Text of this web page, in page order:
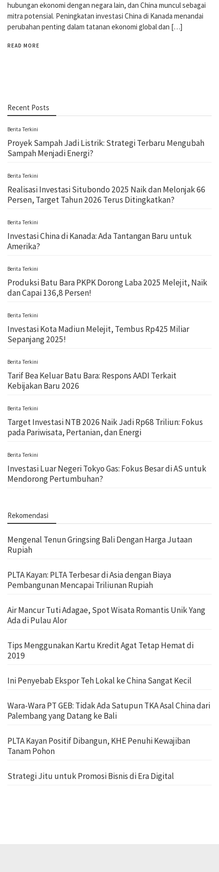
hubungan ekonomi dengan negara lain, dan China muncul sebagai
mitra potensial. Peningkatan investasi China di Kanada menandai
perubahan penting dalam tatanan ekonomi global dan […]
READ MORE
Recent Posts
Berita Terkini
Proyek Sampah Jadi Listrik: Strategi Terbaru Mengubah
Sampah Menjadi Energi?
Berita Terkini
Realisasi Investasi Situbondo 2025 Naik dan Melonjak 66
Persen, Target Tahun 2026 Terus Ditingkatkan?
Berita Terkini
Investasi China di Kanada: Ada Tantangan Baru untuk
Amerika?
Berita Terkini
Produksi Batu Bara PKPK Dorong Laba 2025 Melejit, Naik
dan Capai 136,8 Persen!
Berita Terkini
Investasi Kota Madiun Melejit, Tembus Rp425 Miliar
Sepanjang 2025!
Berita Terkini
Tarif Bea Keluar Batu Bara: Respons AADI Terkait
Kebijakan Baru 2026
Berita Terkini
Target Investasi NTB 2026 Naik Jadi Rp68 Triliun: Fokus
pada Pariwisata, Pertanian, dan Energi
Berita Terkini
Investasi Luar Negeri Tokyo Gas: Fokus Besar di AS untuk
Mendorong Pertumbuhan?
Rekomendasi
Mengenal Tenun Gringsing Bali Dengan Harga Jutaan
Rupiah
PLTA Kayan: PLTA Terbesar di Asia dengan Biaya
Pembangunan Mencapai Triliunan Rupiah
Air Mancur Tuti Adagae, Spot Wisata Romantis Unik Yang
Ada di Pulau Alor
Tips Menggunakan Kartu Kredit Agat Tetap Hemat di
2019
Ini Penyebab Ekspor Teh Lokal ke China Sangat Kecil
Wara-Wara PT GEB: Tidak Ada Satupun TKA Asal China dari
Palembang yang Datang ke Bali
PLTA Kayan Positif Dibangun, KHE Penuhi Kewajiban
Tanam Pohon
Strategi Jitu untuk Promosi Bisnis di Era Digital